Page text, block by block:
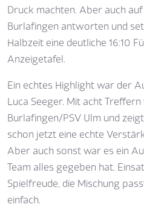
Druck machten. Aber auch
Burlafingen antworten und
Halbzeit eine deutliche 16:10
Anzeigetafel.
Ein echtes Highlight war der
Luca Seeger. Mit acht
Burlafingen/PSV Ulm und
schon jetzt eine echte
Aber auch sonst war es ein
Team alles gegeben hat.
Spielfreude, die Mischung
einfach.